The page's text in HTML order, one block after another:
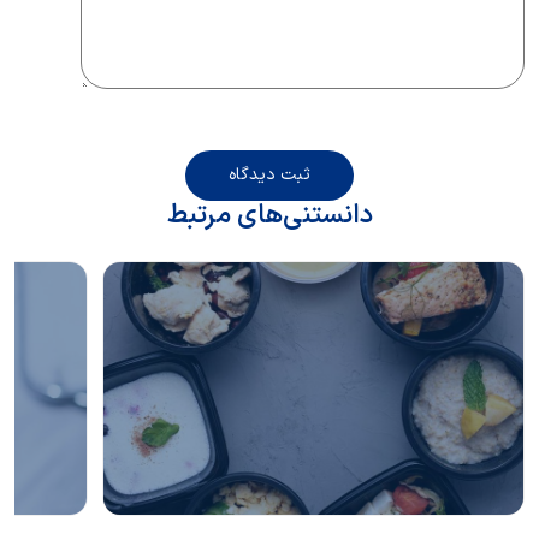
ثبت دیدگاه
دانستنی‌های مرتبط